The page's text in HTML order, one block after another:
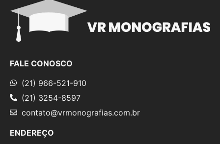
FALE CONOSCO
(21) 966-521-910
(21) 3254-8597
contato@vrmonografias.com.br
ENDEREÇO